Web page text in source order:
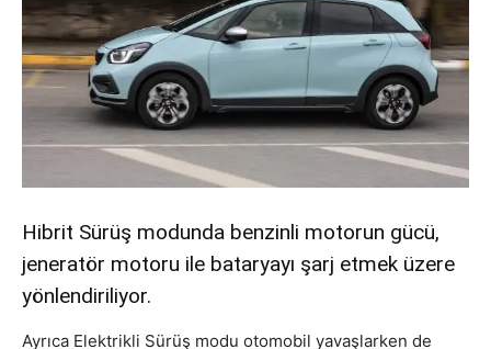
Hibrit Sürüş modunda benzinli motorun gücü,
jeneratör motoru ile bataryayı şarj etmek üzere
yönlendiriliyor.
Ayrıca Elektrikli Sürüş modu otomobil yavaşlarken de